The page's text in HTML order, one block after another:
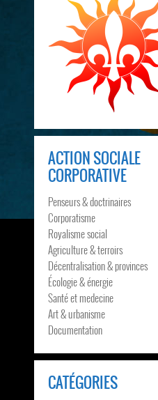
ACTION SOCIALE
CORPORATIVE
Penseurs & doctrinaires
Corporatisme
Royalisme social
Agriculture & terroirs
Décentralisation & provinces
Écologie & énergie
Santé et medecine
Art & urbanisme
Documentation
CATÉGORIES